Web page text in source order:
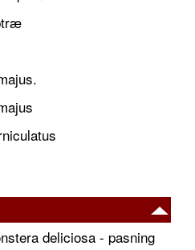
deliciosa - pasning